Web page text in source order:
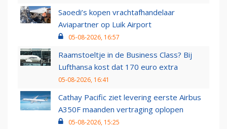
Saoedi’s kopen vrachtafhandelaar
Aviapartner op Luik Airport
05-08-2026, 16:57
Raamstoeltje in de Business Class? Bij
Lufthansa kost dat 170 euro extra
05-08-2026, 16:41
Cathay Pacific ziet levering eerste Airbus
A350F maanden vertraging oplopen
05-08-2026, 15:25